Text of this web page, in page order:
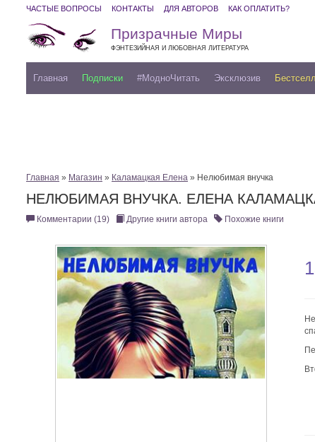
ЧАСТЫЕ ВОПРОСЫ КОНТАКТЫ ДЛЯ АВТОРОВ КАК ОПЛАТИТЬ?
Призрачные Миры
ФЭНТЕЗИЙНАЯ И ЛЮБОВНАЯ ЛИТЕРАТУРА
Главная Подписки #МодноЧитать Эксклюзив
Главная » Магазин » Каламацкая Елена » Нелюбимая внучка
НЕЛЮБИМАЯ ВНУЧКА. ЕЛЕНА
Комментарии (19) Другие книги автора Похожие книги